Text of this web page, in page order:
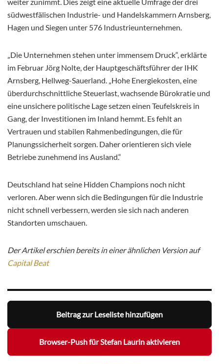
südwestfälischen Industrie- und Handelskammern Arnsberg,
Hagen und Siegen unter 576 Industrieunternehmen.
„Die Unternehmen stehen unter immensem Druck“, erklärte
im Februar Jörg Nolte, der Hauptgeschäftsführer der IHK
Arnsberg, Hellweg-Sauerland. „Hohe Energiekosten, eine
überdurchschnittliche Steuerlast, wachsende Bürokratie und
eine unsichere politische Lage setzen einen Teufelskreis in
Gang, der Investitionen im Inland hemmt. Es fehlt an
Vertrauen und stabilen Rahmenbedingungen, die für
Planungssicherheit sorgen. Daher orientieren sich viele
Betriebe zunehmend ins Ausland.“
Deutschland hat seine Hidden Champions noch nicht
verloren. Aber wenn sich die Bedingungen für die Industrie
nicht schnell verbessern, werden sie sich nach anderen
Standorten umschauen.
Der Artikel erschien bereits in einer ähnlichen Version auf
Capital Beat
Beitrag zur Leseliste hinzufügen
Browser-Push für Stefan Laurin aktivieren